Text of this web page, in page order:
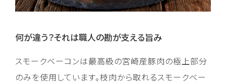
何が違う？それは職人の勘が支える旨み
スモークベーコンは最高級の宮崎産豚肉の極上部分
のみを使用しています。枝肉から取れるスモークベー